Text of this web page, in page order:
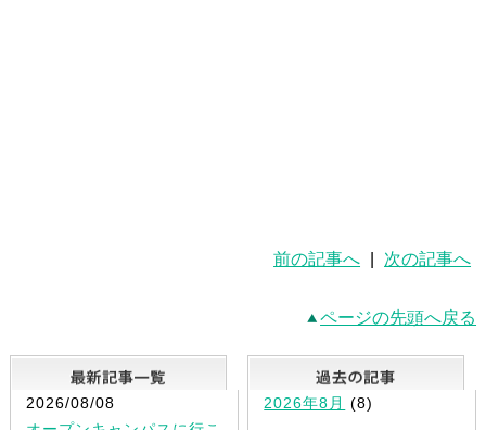
前の記事へ 次の記事へ
ページの先頭へ戻る
最新記事一覧
2026/08/08
2026年8月 (8)